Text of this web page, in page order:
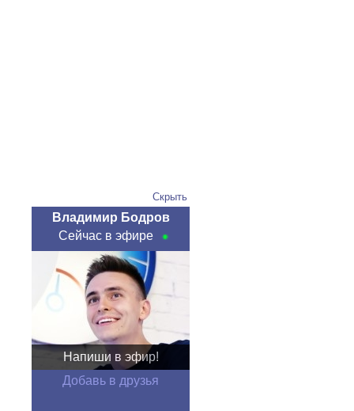
Скрыть
Владимир Бодров
Сейчас в эфире
Напиши в эфир!
Добавь в друзья